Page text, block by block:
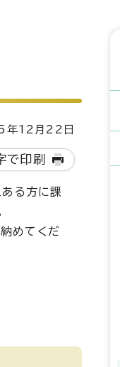
12月22日
で印刷
る方に課
めてくだ